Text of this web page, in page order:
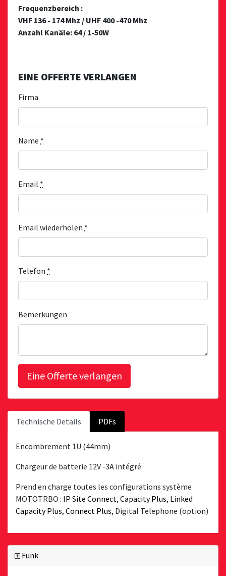
Frequenzbereich :
VHF 136 - 174 Mhz / UHF 400 -470 Mhz
Anzahl Kanäle: 64 / 1-50W
EINE OFFERTE VERLANGEN
Firma
Name *
Email *
Email wiederholen *
Telefon *
Bemerkungen
Technische Details PDFs
Encombrement 1U (44mm)
Chargeur de batterie 12V -3A intégré
Prend en charge toutes les configurations système
MOTOTRBO : IP Site Connect, Capacity Plus, Linked
Capacity Plus, Connect Plus, Digital Telephone (option)
Funk